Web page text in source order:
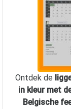
Ontdek de
in kleur met
Belgische